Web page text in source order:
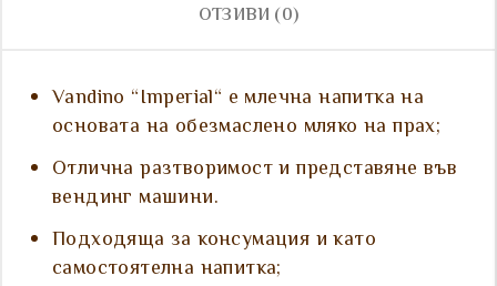
ОТЗИВИ (0)
Vandino “Imperial“ е млечна напитка на
основата на обезмаслено мляко на прах;
Отлична разтворимост и представяне във
вендинг машини.
Подходяща за консумация и като
самостоятелна напитка;